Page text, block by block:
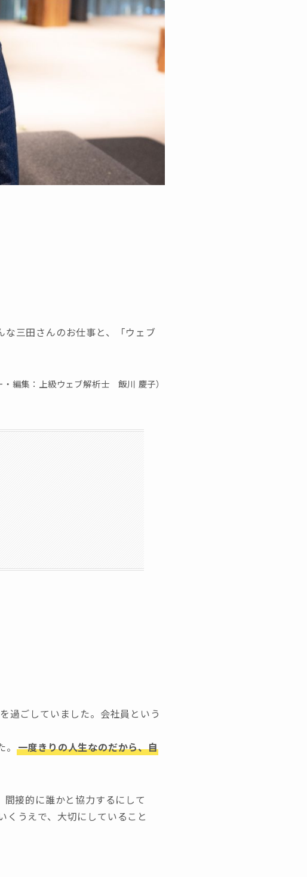
な三田さんのお仕事と、「ウェブ
・編集：上級ウェブ解析士 飯川 慶子）
過ごしていました。会社員という
一度きりの人生なのだから、自
間接的に誰かと協力するにして
うえで、大切にしていること